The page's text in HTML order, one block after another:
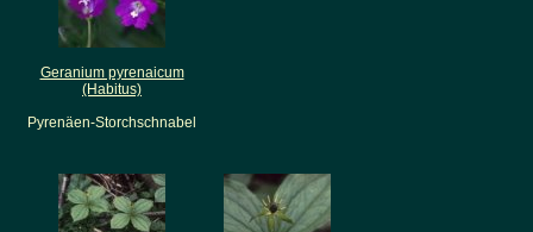
Geranium pyrenaicum
(Habitus)
Pyrenäen-Storchschnabel